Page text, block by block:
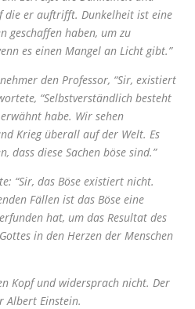
die er auftrifft. Dunkelheit ist eine
geschaffen haben, um zu
es einen Mangel an Licht gibt.”
den Professor, “Sir, existiert
“Selbstverständlich besteht
habe. Wir sehen
Krieg überall auf der Welt. Es
dass diese Sachen böse sind.”
“Sir, das Böse existiert nicht.
Fällen ist das Böse eine
hat, um das Resultat des
in den Herzen der Menschen
Kopf und widersprach nicht. Der
Albert Einstein.